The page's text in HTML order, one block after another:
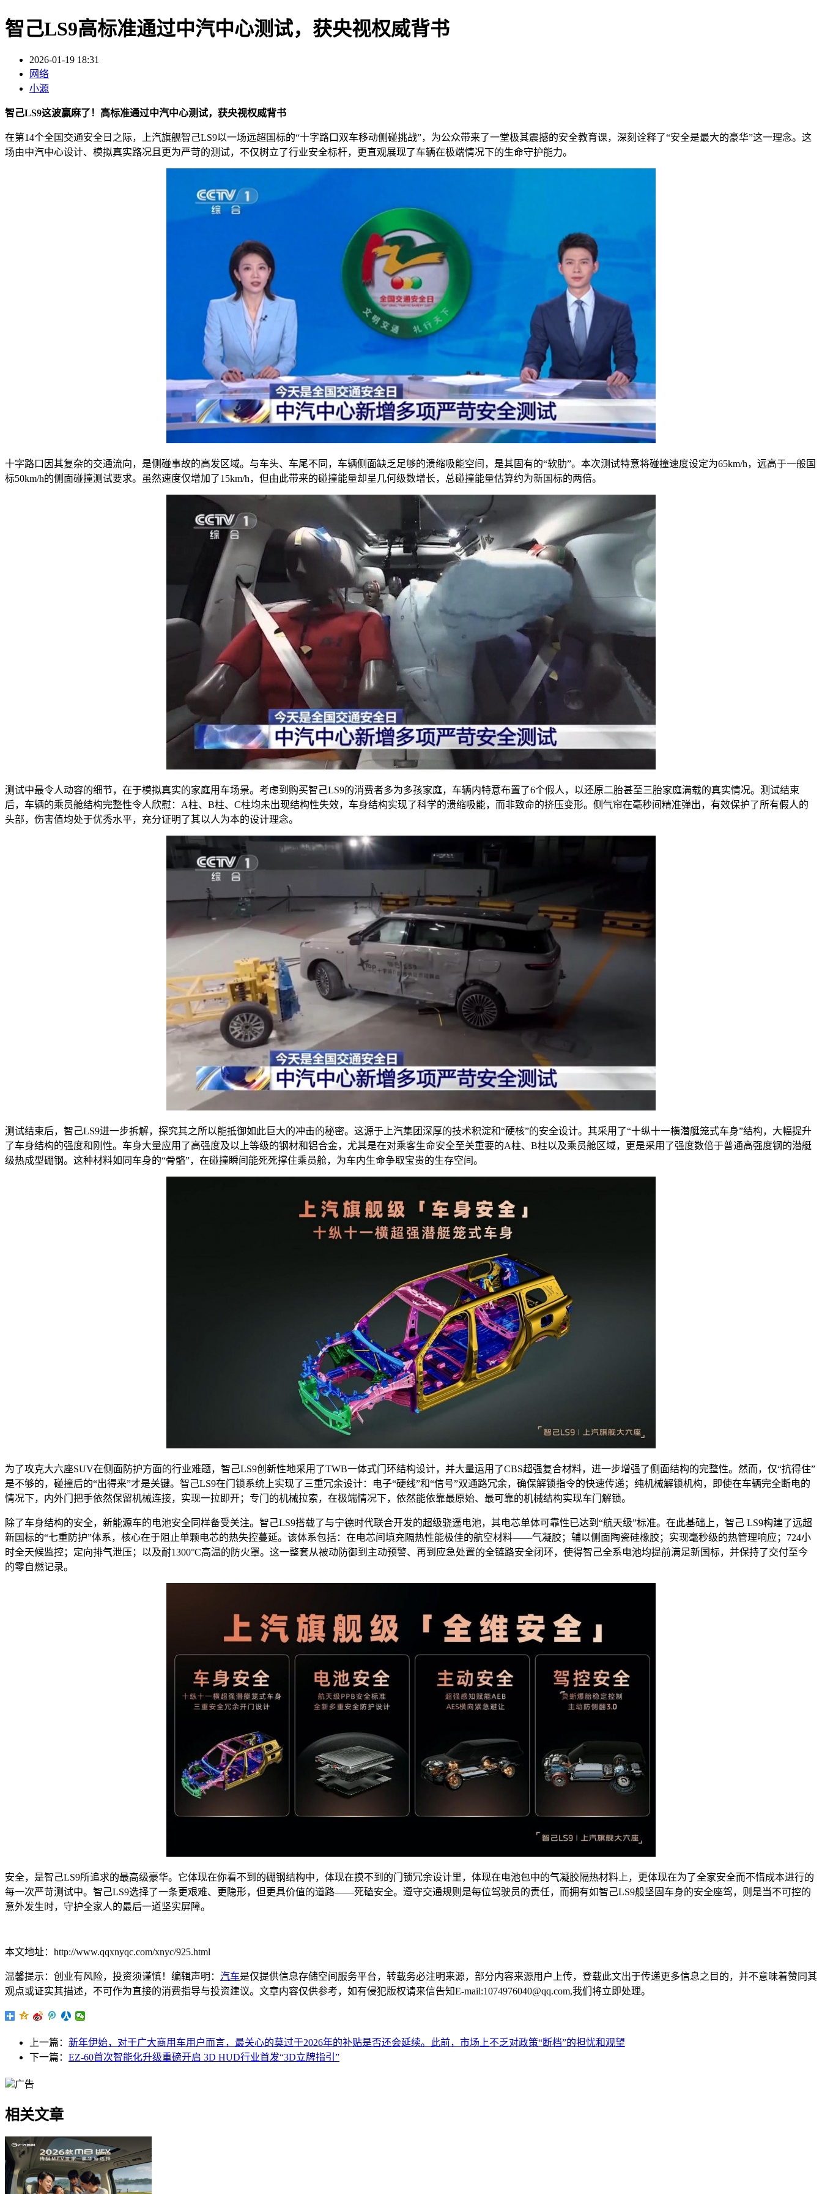
智己LS9高标准通过中汽中心测试，获央视权威背书
2026-01-19 18:31
网络
小源
智己LS9这波赢麻了！高标准通过中汽中心测试，获央视权威背书
在第14个全国交通安全日之际，上汽旗舰智己LS9以一场远超国标的“十字路口双车移动侧碰挑战”，为公众带来了一堂极其震撼的安全教育课，深刻诠释了“安全是最大的豪华”这一理念。这
场由中汽中心设计、模拟真实路况且更为严苛的测试，不仅树立了行业安全标杆，更直观展现了车辆在极端情况下的生命守护能力。
十字路口因其复杂的交通流向，是侧碰事故的高发区域。与车头、车尾不同，车辆侧面缺乏足够的溃缩吸能空间，是其固有的“软肋”。本次测试特意将碰撞速度设定为65km/h，远高于一般国
标50km/h的侧面碰撞测试要求。虽然速度仅增加了15km/h，但由此带来的碰撞能量却呈几何级数增长，总碰撞能量估算约为新国标的两倍。
测试中最令人动容的细节，在于模拟真实的家庭用车场景。考虑到购买智己LS9的消费者多为多孩家庭，车辆内特意布置了6个假人，以还原二胎甚至三胎家庭满载的真实情况。测试结束
后，车辆的乘员舱结构完整性令人欣慰：A柱、B柱、C柱均未出现结构性失效，车身结构实现了科学的溃缩吸能，而非致命的挤压变形。侧气帘在毫秒间精准弹出，有效保护了所有假人的
头部，伤害值均处于优秀水平，充分证明了其以人为本的设计理念。
测试结束后，智己LS9进一步拆解，探究其之所以能抵御如此巨大的冲击的秘密。这源于上汽集团深厚的技术积淀和“硬核”的安全设计。其采用了“十纵十一横潜艇笼式车身”结构，大幅提升
了车身结构的强度和刚性。车身大量应用了高强度及以上等级的钢材和铝合金，尤其是在对乘客生命安全至关重要的A柱、B柱以及乘员舱区域，更是采用了强度数倍于普通高强度钢的潜艇
级热成型硼钢。这种材料如同车身的“骨骼”，在碰撞瞬间能死死撑住乘员舱，为车内生命争取宝贵的生存空间。
为了攻克大六座SUV在侧面防护方面的行业难题，智己LS9创新性地采用了TWB一体式门环结构设计，并大量运用了CBS超强复合材料，进一步增强了侧面结构的完整性。然而，仅“抗得住”
是不够的，碰撞后的“出得来”才是关键。智己LS9在门锁系统上实现了三重冗余设计：电子“硬线”和“信号”双通路冗余，确保解锁指令的快速传递；纯机械解锁机构，即使在车辆完全断电的
情况下，内外门把手依然保留机械连接，实现一拉即开；专门的机械拉索，在极端情况下，依然能依靠最原始、最可靠的机械结构实现车门解锁。
除了车身结构的安全，新能源车的电池安全同样备受关注。智己LS9搭载了与宁德时代联合开发的超级骁遥电池，其电芯单体可靠性已达到“航天级”标准。在此基础上，智己 LS9构建了远超
新国标的“七重防护”体系，核心在于阻止单颗电芯的热失控蔓延。该体系包括：在电芯间填充隔热性能极佳的航空材料——气凝胶；辅以侧面陶瓷硅橡胶；实现毫秒级的热管理响应；724小
时全天候监控；定向排气泄压；以及耐1300°C高温的防火罩。这一整套从被动防御到主动预警、再到应急处置的全链路安全闭环，使得智己全系电池均提前满足新国标，并保持了交付至今
的零自燃记录。
安全，是智己LS9所追求的最高级豪华。它体现在你看不到的硼钢结构中，体现在摸不到的门锁冗余设计里，体现在电池包中的气凝胶隔热材料上，更体现在为了全家安全而不惜成本进行的
每一次严苛测试中。智己LS9选择了一条更艰难、更隐形，但更具价值的道路——死磕安全。遵守交通规则是每位驾驶员的责任，而拥有如智己LS9般坚固车身的安全座驾，则是当不可控的
意外发生时，守护全家人的最后一道坚实屏障。
本文地址：http://www.qqxnyqc.com/xnyc/925.html
温馨提示：创业有风险，投资须谨慎！编辑声明： 汽车是仅提供信息存储空间服务平台，转载务必注明来源，部分内容来源用户上传，登载此文出于传递更多信息之目的，并不意味着赞同其
观点或证实其描述，不可作为直接的消费指导与投资建议。文章内容仅供参考，如有侵犯版权请来信告知E-mail:1074976040@qq.com,我们将立即处理。
上一篇： 新年伊始，对于广大商用车用户而言，最关心的莫过于2026年的补贴是否还会延续。此前，市场上不乏对政策“断档”的担忧和观望
下一篇： EZ-60首次智能化升级重磅开启 3D HUD行业首发“3D立牌指引”
广告
相关文章